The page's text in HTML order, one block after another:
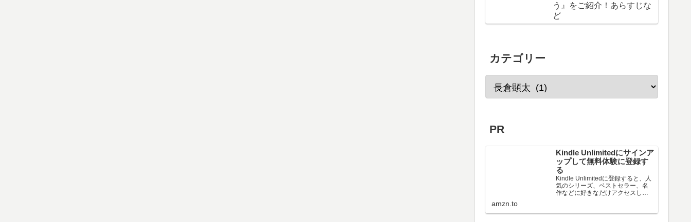
う』をご紹介！あらすじな
ど
カテゴリー
PR
Kindle Unlimitedにサインア
ップして無料体験に登録す
る
Kindle Unlimitedに登録すると、人
気のシリーズ、ベストセラー、名
作などに好きなだけアクセスし
amzn.to